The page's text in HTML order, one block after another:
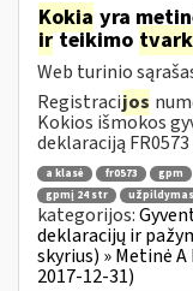
Kokia yra
irteikimo
Web turinio
Registracijos
Kokios išmokos
deklaraciją FR0573
a klasė fr0573 gpm
gpmį 24 str
užpildymas
kategorijos:
deklaracijų ir
skyrius) » Metinė
2017-12-31)